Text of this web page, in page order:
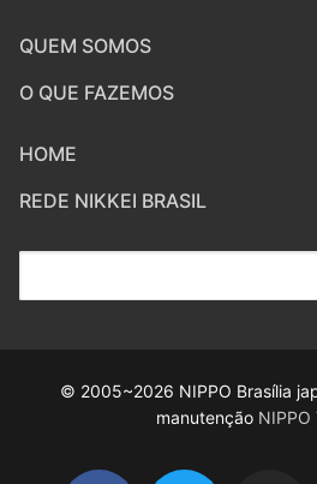
QUEM SOMOS
O QUE FAZEMOS
HOME
REDE NIKKEI BRASIL
© 2005~2026 NIPPO Brasília
manutenção NIPPO